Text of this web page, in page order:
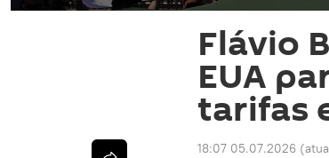
Flávio
EUA
tarifas
18:07 05.07.2026